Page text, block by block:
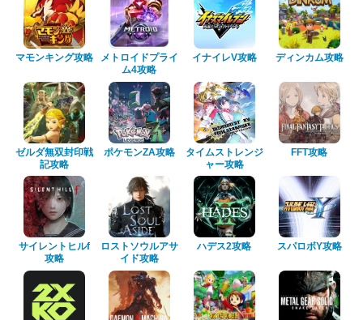
マモンキング攻略
メトロイドプライ
ム4攻略
イナイレV攻略 ディンカム攻略
ゼルダ無双封印戦
記攻略
ポケモンZA攻略
タイムストレンジ
ャー攻略
FFT攻略
サイレントヒルf
攻略
ロストソウルアサ
イド攻略
ハデス2攻略 スパロボY攻略